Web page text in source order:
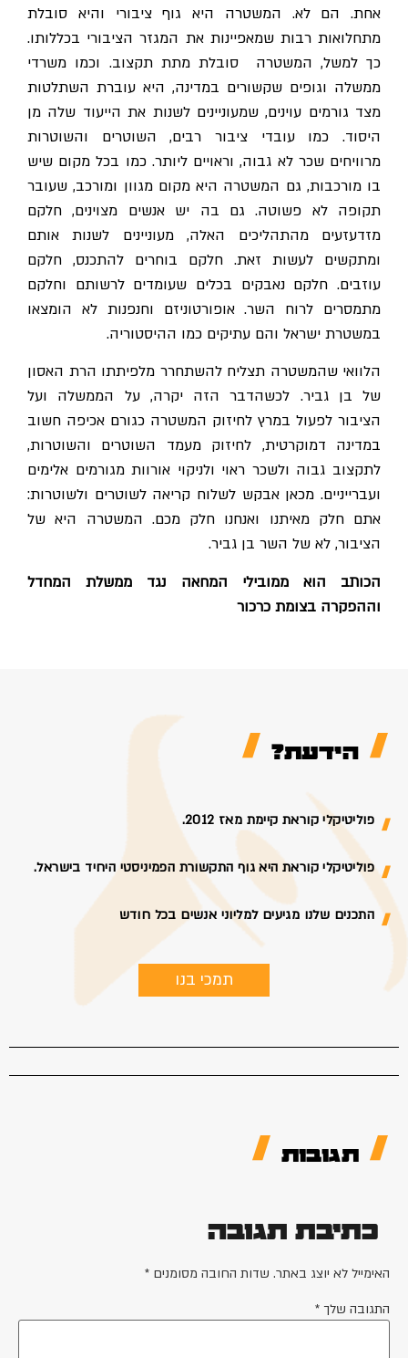
אחת. הם לא. המשטרה היא גוף ציבורי והיא סובלת
מתחלואות רבות שמאפיינות את המגזר הציבורי בכללותו.
כך למשל, המשטרה סובלת מתת תקצוב. וכמו משרדי
ממשלה וגופים שקשורים במדינה, היא עוברת השתלטות
מצד גורמים עוינים, שמעוניינים לשנות את הייעוד שלה מן
היסוד. כמו עובדי ציבור רבים, השוטרים והשוטרות
מרוויחים שכר לא גבוה, וראויים ליותר. כמו בכל מקום שיש
בו מורכבות, גם המשטרה היא מקום מגוון ומורכב, שעובר
תקופה לא פשוטה. גם בה יש אנשים מצוינים, חלקם
מזדעזעים מהתהליכים האלה, מעוניינים לשנות אותם
ומתקשים לעשות זאת. חלקם בוחרים להתכנס, חלקם
עוזבים. חלקם נאבקים בכלים שעומדים לרשותם וחלקם
מתמסרים לרוח השר. אופורטוניזם וחנפנות לא הומצאו
במשטרת ישראל והם עתיקים כמו ההיסטוריה.
הלוואי שהמשטרה תצליח להשתחרר מלפיתתו הרת האסון
של בן גביר. לכשהדבר הזה יקרה, על הממשלה ועל
הציבור לפעול במרץ לחיזוק המשטרה כגורם אכיפה חשוב
במדינה דמוקרטית, לחיזוק מעמד השוטרים והשוטרות,
לתקצוב גבוה ולשכר ראוי ולניקוי אורוות מגורמים אלימים
ועברייניים. מכאן אבקש לשלוח קריאה לשוטרים ולשוטרות:
אתם חלק מאיתנו ואנחנו חלק מכם. המשטרה היא של
הציבור, לא של השר בן גביר.
הכותב הוא ממובילי המחאה נגד ממשלת המחדל
וההפקרה בצומת כרכור
הידעת?
פוליטיקלי קוראת קיימת מאז 2012.
פוליטיקלי קוראת היא גוף התקשורת הפמיניסטי היחיד בישראל.
התכנים שלנו מגיעים למליוני אנשים בכל חודש
תמכי בנו
תגובות
כתיבת תגובה
האימייל לא יוצג באתר. שדות החובה מסומנים *
התגובה שלך *